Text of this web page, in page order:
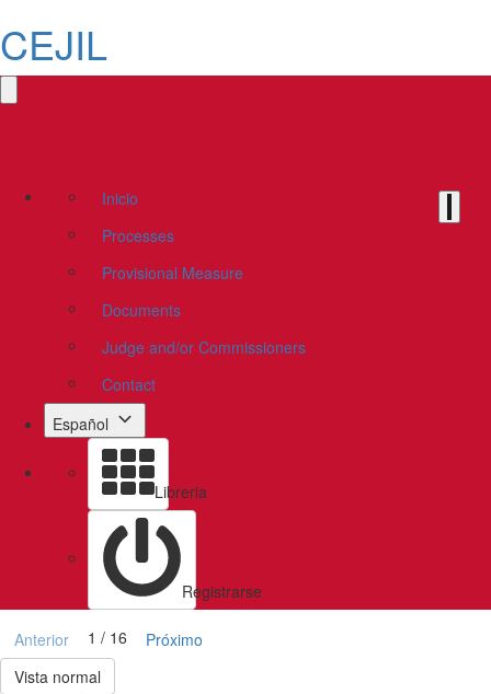
CEJIL
Inicio
Processes
Provisional Measure
Documents
Judge and/or Commissioners
Contact
Español
Libreria
Registrarse
Anterior 1 / 16
Próximo
Vista normal